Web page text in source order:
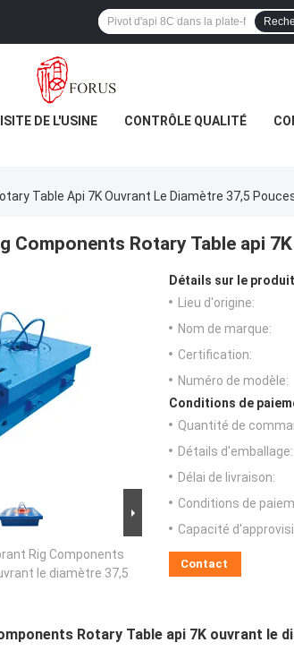
DE L'USINE CONTRÔLE QUALITÉ
Table Api 7K Ouvrant Le Diamètre 37,5
Components Rotary Table api
Rig Components
le diamètre 37,5
Détails sur le
Lieu d'origine:
Nom de marque:
Certification:
Numéro de modèle:
Conditions de
Quantité de
Détails d'emballage:
Délai de livraison:
Conditions de
Capacité
Contact
Rotary Table api 7K ouvrant le